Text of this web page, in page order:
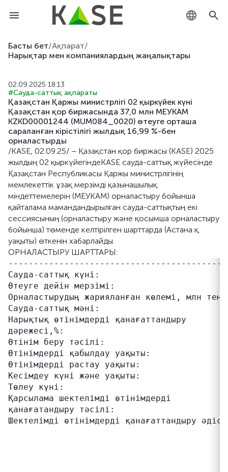
Басты бет/Ақпарат/
Нарықтар мен компаниялардың жаңалықтары
02.09.2025 18:13
#Сауда-саттық ақпараты
Қазақстан Қаржы министрлігі 02 қыркүйек күні
Қазақстан қор биржасында 37,0 млн МЕУКАМ
KZKD00001244 (MUM084_0020) өтеуге орташа
сараланған кірістілігі жылдық 16,99 %-бен
орналастырды
/KASE, 02.09.25/ – Қазақстан қор биржасы (KASE) 2025
жылдың 02 қыркүйегіндеKASE сауда-саттық жүйесінде
Қазақстан Республикасы Қаржы министрлігінің
мемлекеттік ұзақ мерзімді қазынашылық
міндеттемелерін (МЕУКАМ) орналастыру бойынша
қайталама мамандандырылған сауда-саттықтың екі
сессиясының (орналастыру және қосымша орналастыру
бойынша) төменде келтірілген шарттарда (Астана қ.
уақыты) өткенін хабарлайды.
ОРНАЛАСТЫРУ ШАРТТАРЫ:
Сауда-саттық күні:
Өтеуге дейін мерзімі:
Орналастырудың жарияланған көлемі, млн
Сауда-саттық мәні:
Нарықтық өтінімдерді қанағаттандыру
дәрежесі,%:
Өтінім беру тәсілі:
Өтінімдерді қабылдау уақыты:
Өтінімдерді растау уақыты:
Кесімдеу күні және уақыты:
Төлеу күні:
Қарсылама шектелімді өтінімдерді
қанағатандыру тәсілі:
Шектелімді өтінімдерді қанағаттандыру